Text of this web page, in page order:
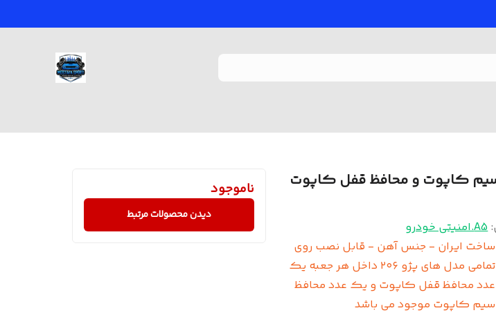
کاپوت و محافظ قفل کاپوت
:A5.امنیتی خودرو
ساخت ایران - جنس آهن - قابل نصب روی
تمامی مدل های پژو ۲۰۶ داخل هر جعبه یک
عدد محافظ قفل کاپوت و یک عدد محافظ
سیم کاپوت موجود می باشد
ناموجود
دیدن محصولات مرتبط